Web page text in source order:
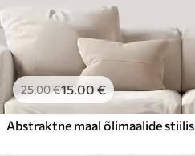
25.00€15.00€
Abstraktne maal õlimaalide stiilis